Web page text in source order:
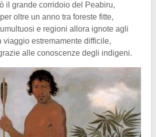
il grande corridoio del Peabiru,
oltre un anno tra foreste fitte,
e regioni allora ignote agli
viaggio estremamente difficile,
alle conoscenze degli indigeni.